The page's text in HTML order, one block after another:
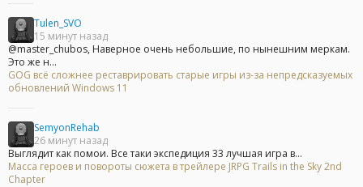
Tulen_SVO
15 минут назад
@master_chubos, Наверное очень небольшие, по нынешним меркам.
Это же н...
GOG всё сложнее реставрировать старые игры из-за непредсказуемых
обновлений Windows 11
SemyonRehab
26 минут назад
Выглядит как помои. Все таки экспедиция 33 лучшая игра в...
Масса героев и повороты сюжета в трейлере JRPG Trails in the Sky 2nd
Chapter